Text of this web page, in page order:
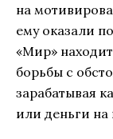
на
ему оказали
«Мир»
борьбы с
зарабатывая
или деньги